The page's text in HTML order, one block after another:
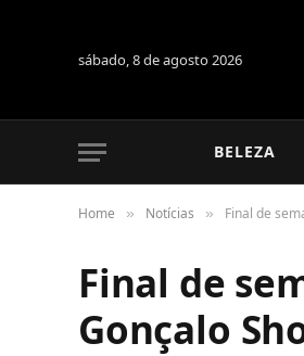
sábado, 8 de agosto 2026
BELEZA
Home » Notícias » Final de
Final de
Gonçalo